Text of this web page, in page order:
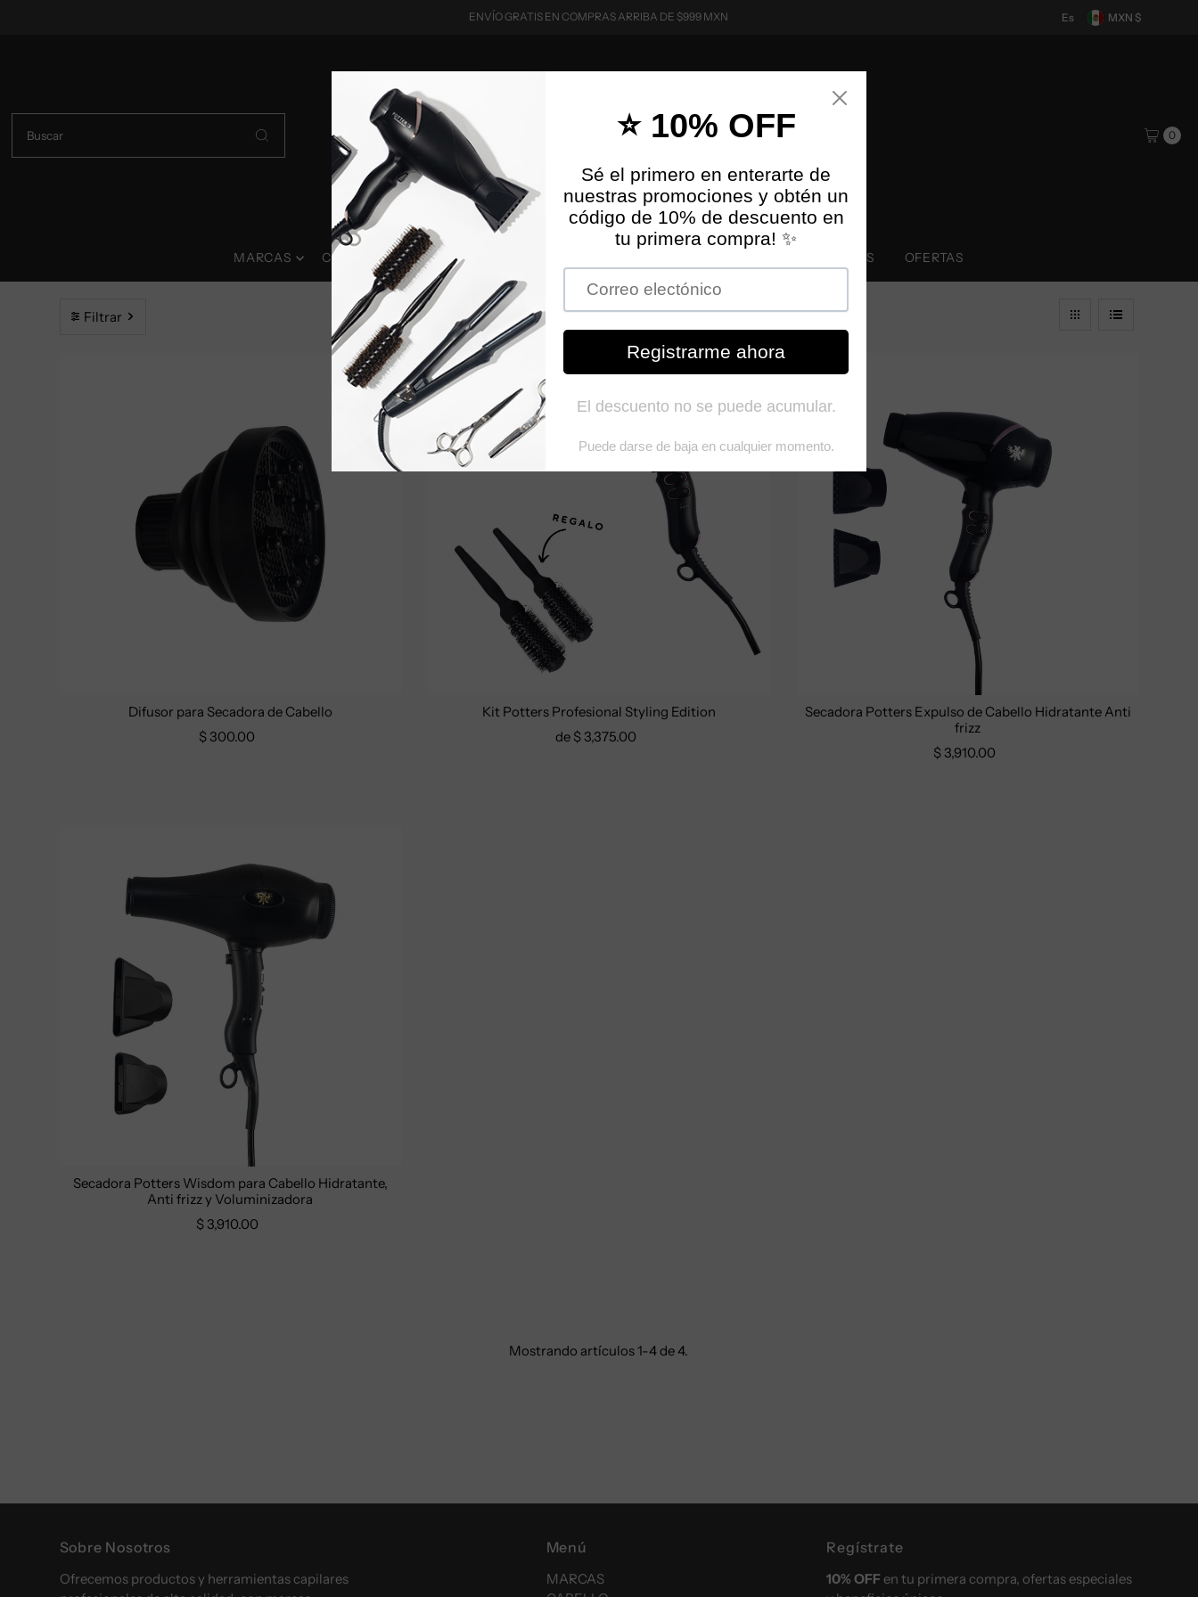
ENVÍO GRATIS EN COMPRAS ARRIBA DE $999 MXN Es MXN $
0
MARCAS CABELLO HERRAMIENTAS POPULARES OFERTAS
Filtrar
Difusor para Secadora de Cabello
$ 300.00
Kit Potters Profesional Styling Edition
de $ 3,375.00
Secadora Potters Expulso de Cabello Hidratante Anti
frizz
$ 3,910.00
Secadora Potters Wisdom para Cabello Hidratante,
Anti frizz y Voluminizadora
$ 3,910.00
Mostrando artículos 1-4 de 4.
Sobre Nosotros
Ofrecemos productos y herramientas capilares
Menú
MARCAS
Regístrate
10% OFFen tu primera compra, ofertas especiales